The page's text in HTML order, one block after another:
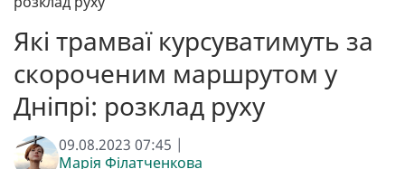
Які трамваї курсуватимуть за
скороченим маршрутом у
Дніпрі: розклад руху
09.08.2023 07:45 |
Марія Філатченкова